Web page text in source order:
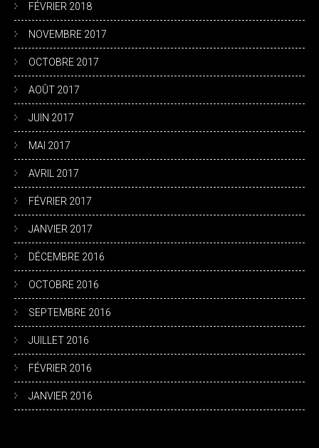
FÉVRIER 2018
NOVEMBRE 2017
OCTOBRE 2017
AOÛT 2017
JUIN 2017
MAI 2017
AVRIL 2017
FÉVRIER 2017
JANVIER 2017
DÉCEMBRE 2016
OCTOBRE 2016
SEPTEMBRE 2016
JUILLET 2016
FÉVRIER 2016
JANVIER 2016